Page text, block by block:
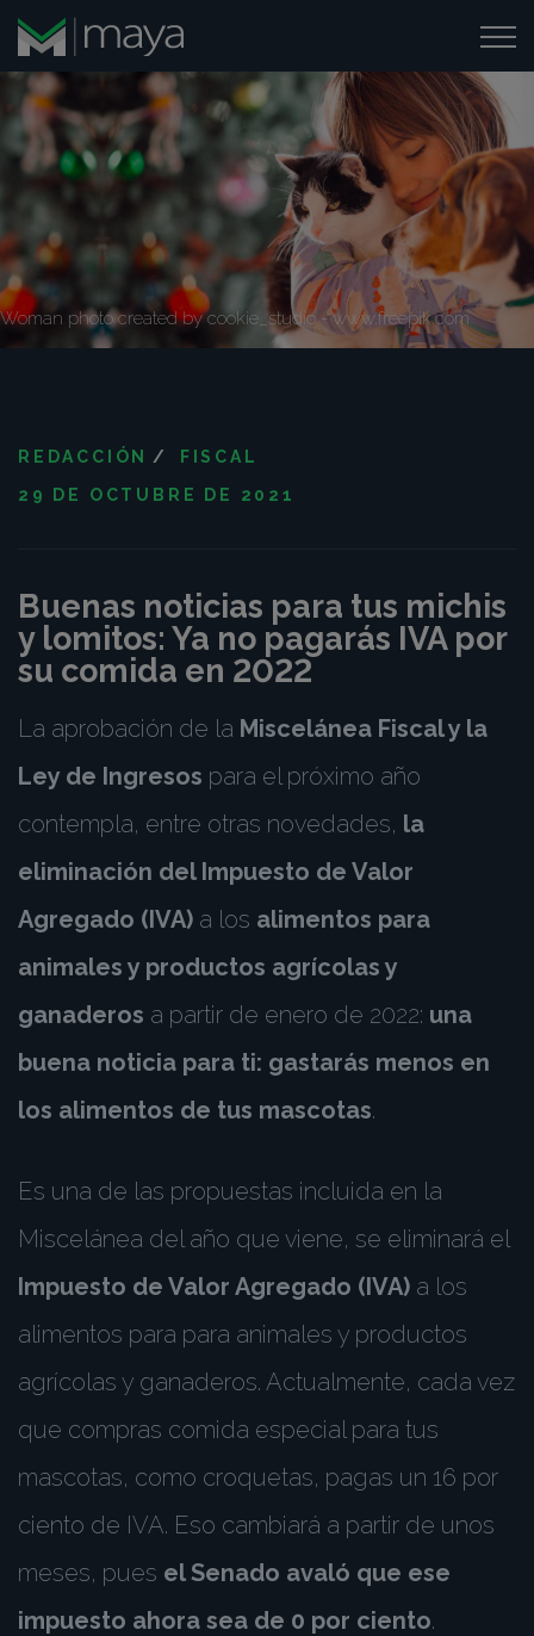
Woman photo created by cookie_studio - www.freepik.com
REDACCIÓN /
FISCAL
29 DE OCTUBRE DE 2021
Buenas noticias para tus michis
y lomitos: Ya no pagarás IVA por
su comida en 2022
La aprobación de la Miscelánea Fiscal y la
Ley de Ingresos para el próximo año
contempla, entre otras novedades, la
eliminación del Impuesto de Valor
Agregado (IVA) a los alimentos para
animales y productos agrícolas y
ganaderos a partir de enero de 2022: una
buena noticia para ti: gastarás menos en
los alimentos de tus mascotas.
Es una de las propuestas incluida en la
Miscelánea del año que viene, se eliminará el
Impuesto de Valor Agregado (IVA) a los
alimentos para para animales y productos
agrícolas y ganaderos. Actualmente, cada vez
que compras comida especial para tus
mascotas, como croquetas, pagas un 16 por
ciento de IVA. Eso cambiará a partir de unos
meses, pues el Senado avaló que ese
impuesto ahora sea de 0 por ciento.